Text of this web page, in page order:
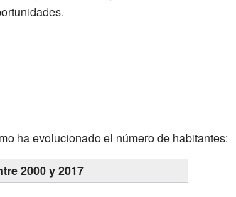
ha evolucionado el número de habitantes:
2000 y 2017